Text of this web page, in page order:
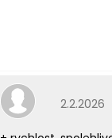
2.2.2026